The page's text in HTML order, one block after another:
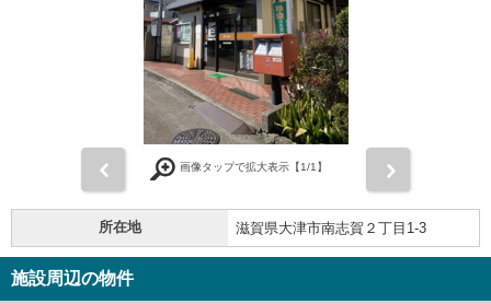
画像タップで拡大表示【1/1】
所在地 滋賀県大津市南志賀２丁目1-3
施設周辺の物件